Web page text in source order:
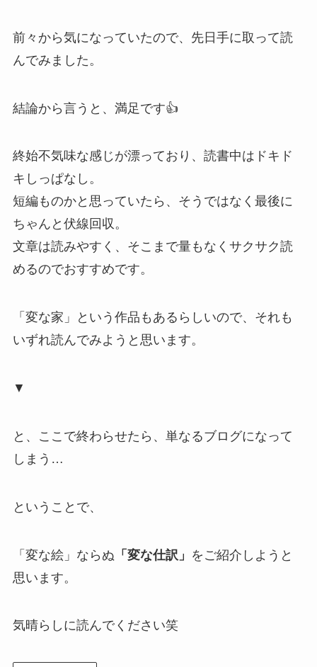
前々から気になっていたので、先日手に取って読
んでみました。
結論から言うと、満足です👍
終始不気味な感じが漂っており、読書中はドキド
キしっぱなし。
短編ものかと思っていたら、そうではなく最後に
ちゃんと伏線回収。
文章は読みやすく、そこまで量もなくサクサク読
めるのでおすすめです。
「変な家」という作品もあるらしいので、それも
いずれ読んでみようと思います。
▼
と、ここで終わらせたら、単なるブログになって
しまう…
ということで、
「変な絵」ならぬ 「変な仕訳」 をご紹介しようと
思います。
気晴らしに読んでください笑